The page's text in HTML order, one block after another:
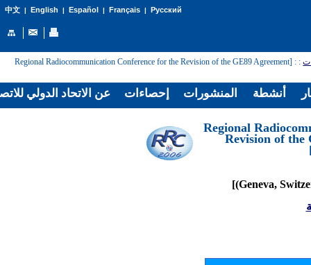
中文| English | Español | Français| Русский
:
: [Regional Radiocommunication Conference for the Revision of the GE89 Agreement
[Regional
Revision of the
عن الاتحاد الدولي إحصاءات المنشورات أنشطة